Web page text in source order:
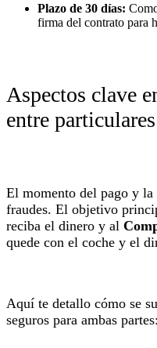
Plazo de 30 días:
firma del contrato para
Aspectos clave
entre particulares
El momento del pago y la
fraudes. El objetivo
reciba el dinero y al
quede con el coche y el
Aquí te detallo cómo se
seguros para ambas partes: